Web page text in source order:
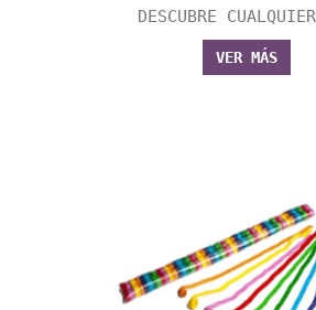
DESCUBRE
VER MÁS